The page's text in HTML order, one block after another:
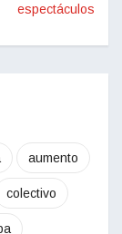
espectáculos
aumento
colectivo